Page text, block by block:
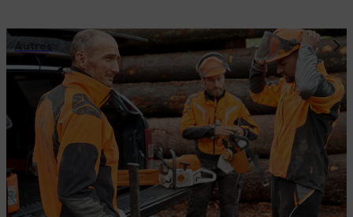
Autres
Un accompagnement complet – en ligne
comme sur le terrain
De la sélection du bon équipement à la planification de votre
déploiement, les experts STIHL sont vos interlocuteurs directs. Ils
vous accompagnent avec des données concrètes, leur expérience et
des solutions adaptées à vos besoins.